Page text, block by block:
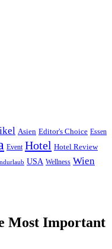
Asien Editor's Choice Essen
Event Hotel Hotel Review
USA Wellness Wien
Most Important